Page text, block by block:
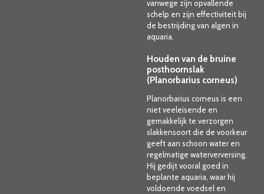
vanwege zijn opvallende
schelp en zijn effectiviteit bij
de bestrijding van algen in
aquaria.
Houden van de bruine
posthoornslak
(Planorbarius corneus)
Planorbarius corneus is een
niet veeleisende en
gemakkelijk te verzorgen
slakkensoort die de voorkeur
geeft aan schoon water en
regelmatige waterverversing.
Hij gedijt vooral goed in
beplante aquaria, waar hij
voldoende voedsel en